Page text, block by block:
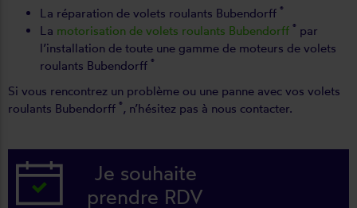
La réparation de volets roulants Bubendorff ®
La motorisation de volets roulants Bubendorff ® par
l’installation de toute une gamme de moteurs de volets
roulants Bubendorff ®
Si vous rencontrez un problème ou une panne avec vos volets
roulants Bubendorff ®, n’hésitez pas à nous contacter.
Je souhaite
prendre RDV